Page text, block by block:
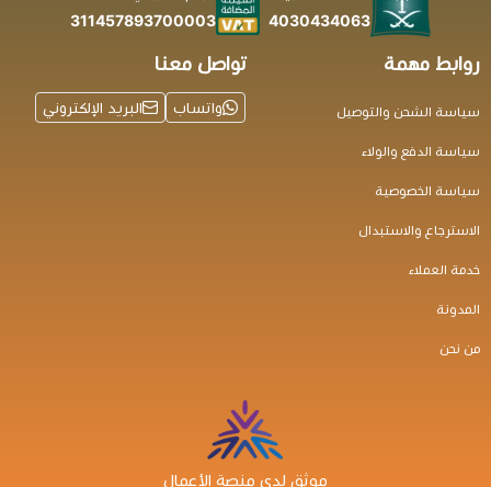
4030434063
311457893700003
روابط مهمة
سياسة الشحن والتوصيل
سياسة الدفع والولاء
سياسة الخصوصية
الاسترجاع والاستبدال
خدمة العملاء
المدونة
من نحن
تواصل معنا
واتساب البريد الإلكتروني
موثق لدى منصة الأعمال